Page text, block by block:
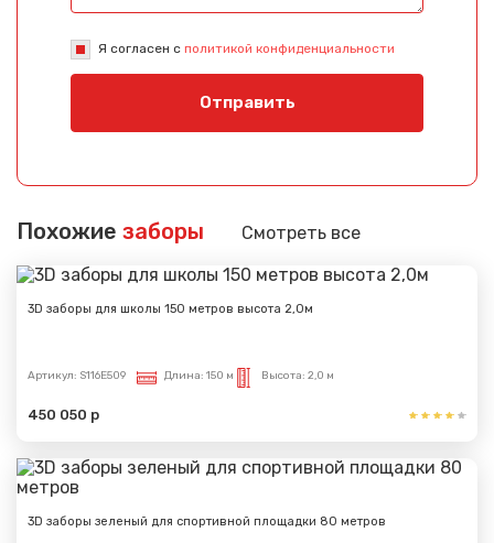
Я согласен с политикой конфиденциальности
Отправить
Похожие заборы Смотреть все
3D заборы для школы 150 метров высота 2,0м
Артикул: S116E509 Длина: 150 м Высота: 2,0 м
450 050 р
3D заборы зеленый для спортивной площадки 80 метров